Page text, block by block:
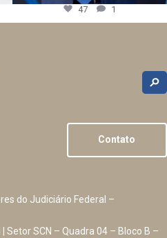
47 1
Contato
do Judiciário Federal –
Setor SCN – Quadra 04 – Bloco B –